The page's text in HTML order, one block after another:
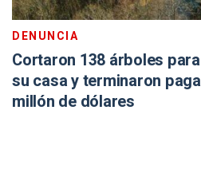
DENUNCIA
Cortaron 138 árboles
su casa y terminaron
millón de dólares